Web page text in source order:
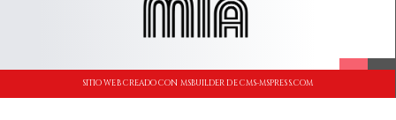
SITIO WEB CREADO CON MSBUILDER DE CMS-MSPRESS.COM